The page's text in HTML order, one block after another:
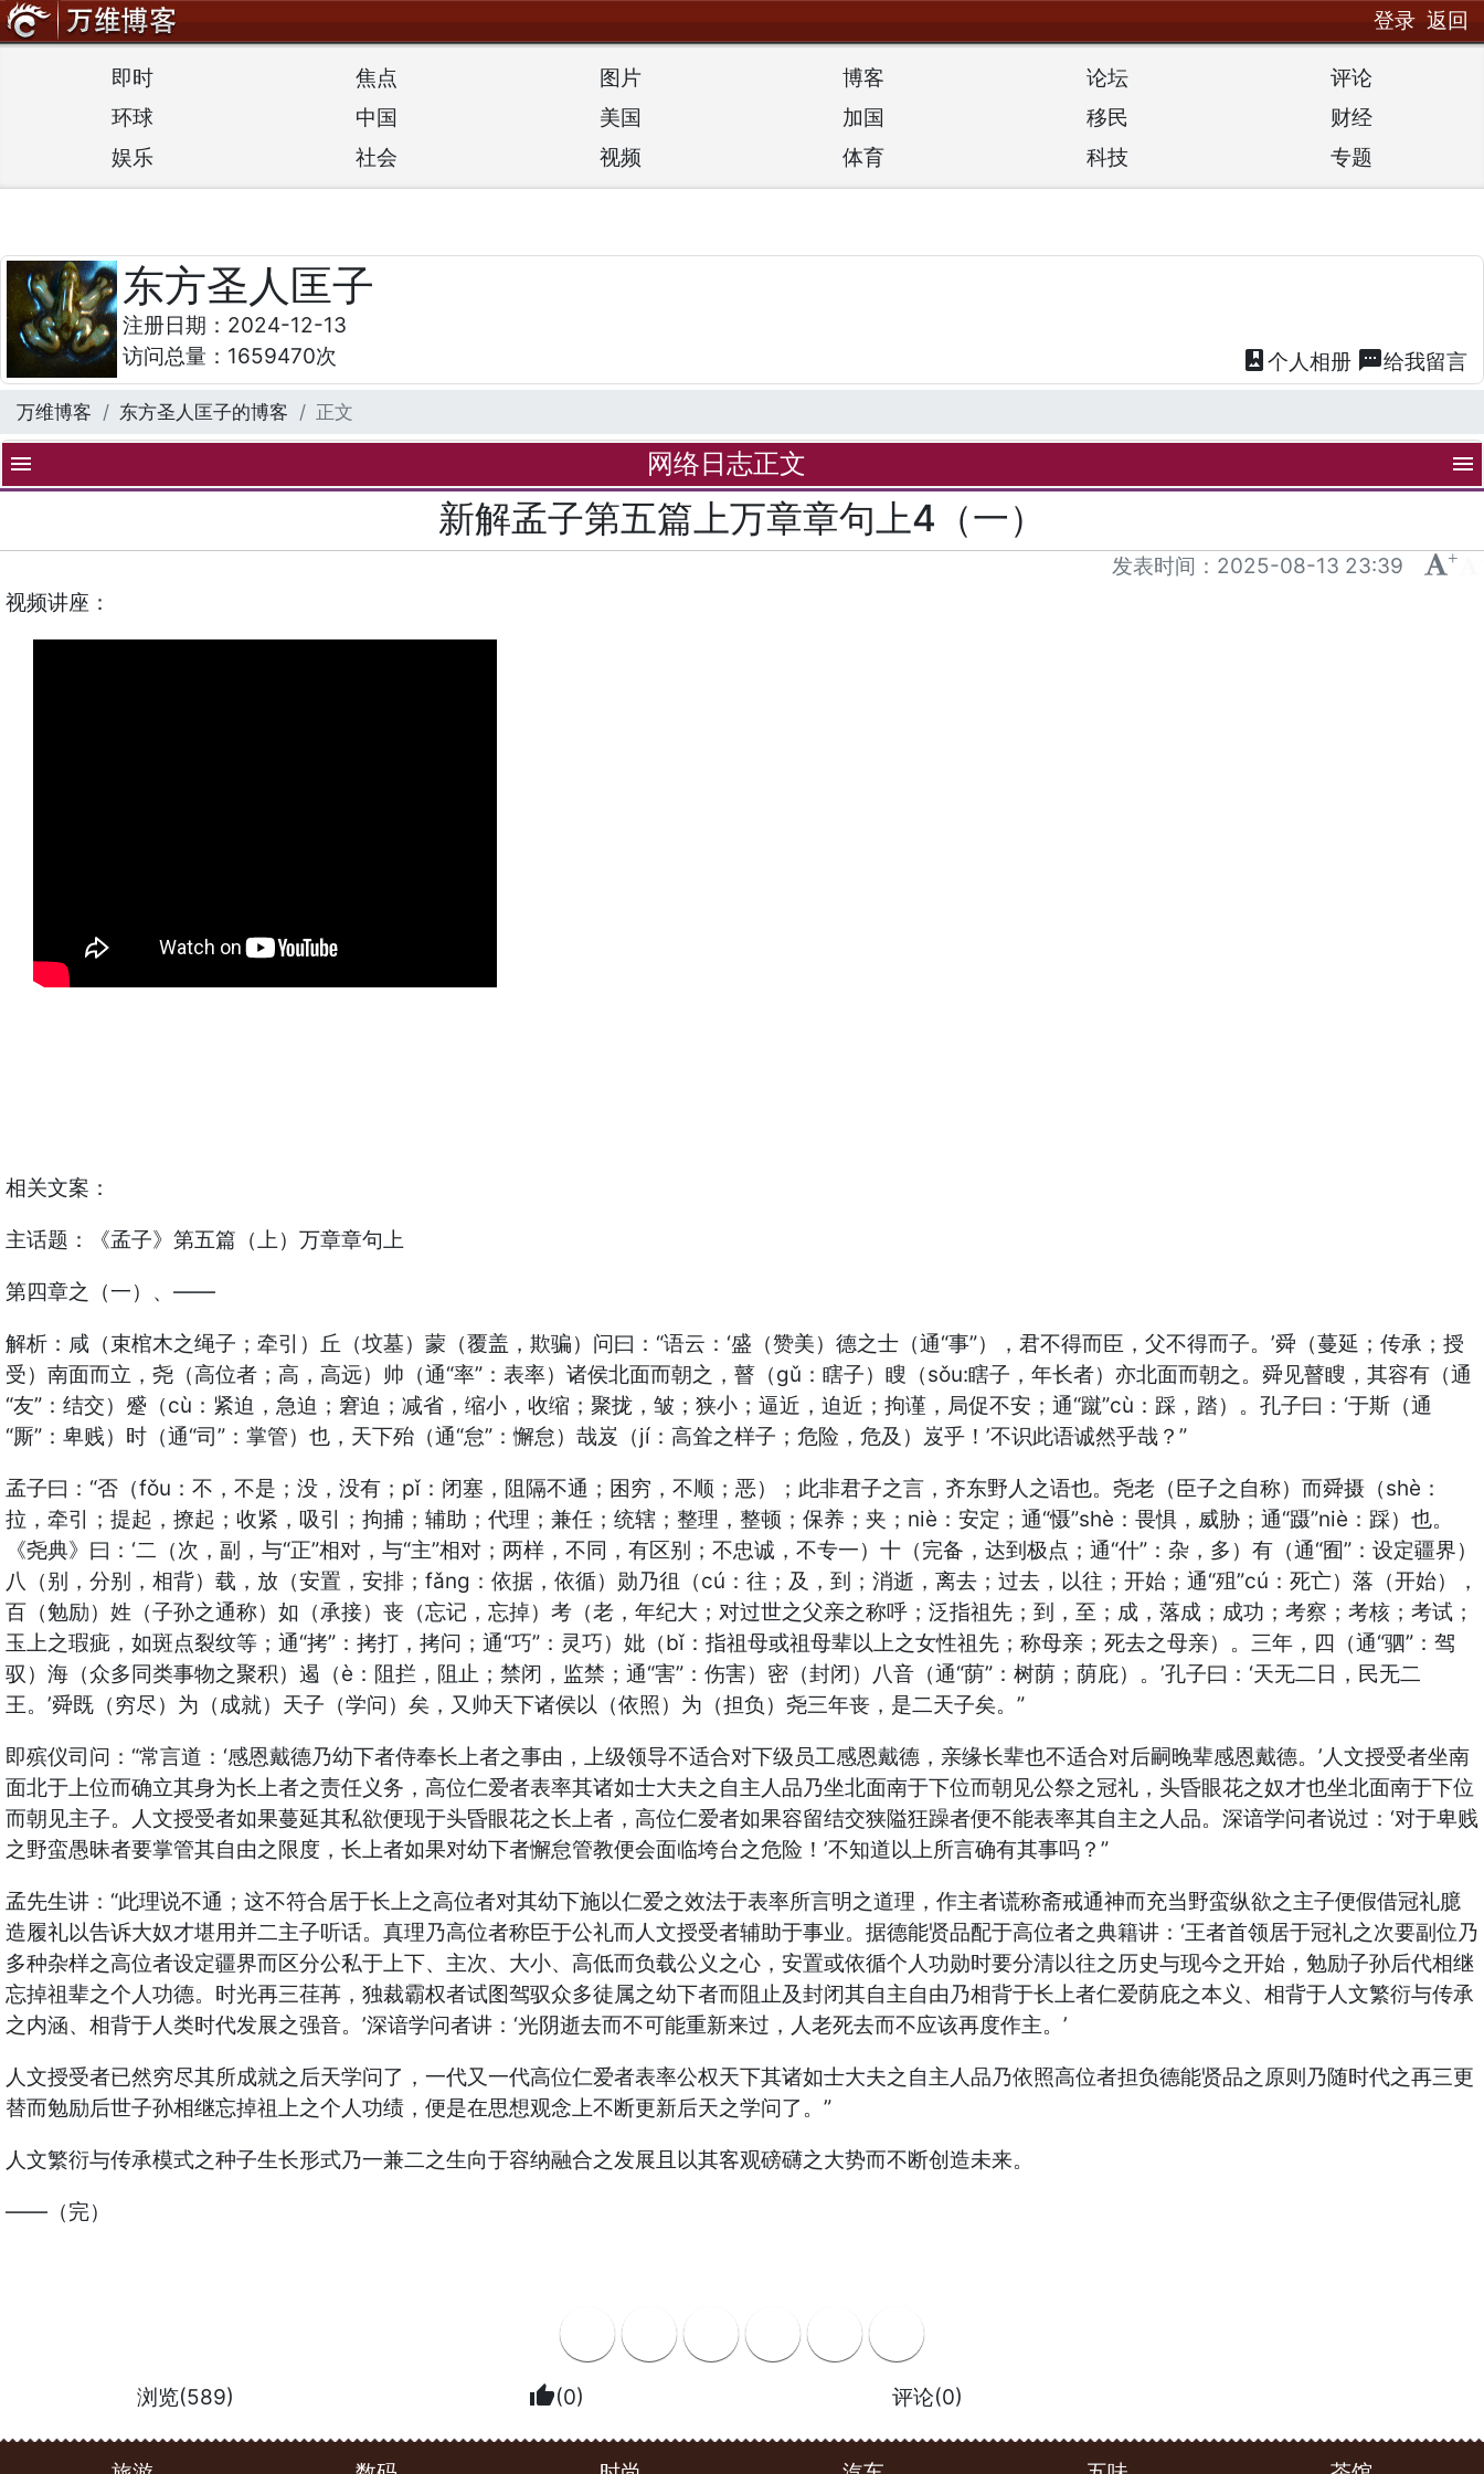
登录 返回
即时 焦点 图片 博客 论坛
评论
环球
中国 美国 加国 移民
财经
娱乐
社会 视频 体育 科技 专题
东方圣人匡子
注册日期：2024-12-13
访问总量：1659470次
photo_album 个人相册 textsms给我留言
万维博客 东方圣人匡子的博客 正文
menu 网络日志正文 menu
新解孟子第五篇上万章章句上4（一）
发表时间： 2025-08-13 23:39 +
视频讲座：
相关文案：
主话题：《孟子》第五篇（上）万章章句上
第四章之（一）、——
解析：咸（束棺木之绳子；牵引）丘（坟墓）蒙（覆盖，欺骗）问曰：“语云：‘盛（赞美）德之士（通“事”），君不得而臣，父不得而子。’舜（蔓延；传承；授
受）南面而立，尧（高位者；高，高远）帅（通“率”：表率）诸侯北面而朝之，瞽（gǔ：瞎子）瞍（sǒu:瞎子，年长者）亦北面而朝之。舜见瞽瞍，其容有（通
“友”：结交）蹙（cù：紧迫，急迫；窘迫；减省，缩小，收缩；聚拢，皱；狭小；逼近，迫近；拘谨，局促不安；通“蹴”cù：踩，踏）。孔子曰：‘于斯（通
“厮”：卑贱）时（通“司”：掌管）也，天下殆（通“怠”：懈怠）哉岌（jí：高耸之样子；危险，危及）岌乎！’不识此语诚然乎哉？”
孟子曰：“否（fǒu：不，不是；没，没有；pǐ：闭塞，阻隔不通；困穷，不顺；恶）；此非君子之言，齐东野人之语也。尧老（臣子之自称）而舜摄（shè：
拉，牵引；提起，撩起；收紧，吸引；拘捕；辅助；代理；兼任；统辖；整理，整顿；保养；夹；niè：安定；通“慑”shè：畏惧，威胁；通“蹑”niè：踩）也。
《尧典》曰：‘二（次，副，与“正”相对，与“主”相对；两样，不同，有区别；不忠诚，不专一）十（完备，达到极点；通“什”：杂，多）有（通“囿”：设定疆界）
八（别，分别，相背）载，放（安置，安排；fǎng：依据，依循）勋乃徂（cú：往；及，到；消逝，离去；过去，以往；开始；通“殂”cú：死亡）落（开始），
百（勉励）姓（子孙之通称）如（承接）丧（忘记，忘掉）考（老，年纪大；对过世之父亲之称呼；泛指祖先；到，至；成，落成；成功；考察；考核；考试；
玉上之瑕疵，如斑点裂纹等；通“拷”：拷打，拷问；通“巧”：灵巧）妣（bǐ：指祖母或祖母辈以上之女性祖先；称母亲；死去之母亲）。三年，四（通“驷”：驾
驭）海（众多同类事物之聚积）遏（è：阻拦，阻止；禁闭，监禁；通“害”：伤害）密（封闭）八音（通“荫”：树荫；荫庇）。’孔子曰：‘天无二日，民无二
王。’舜既（穷尽）为（成就）天子（学问）矣，又帅天下诸侯以（依照）为（担负）尧三年丧，是二天子矣。”
即殡仪司问：“常言道：‘感恩戴德乃幼下者侍奉长上者之事由，上级领导不适合对下级员工感恩戴德，亲缘长辈也不适合对后嗣晚辈感恩戴德。’人文授受者坐南
面北于上位而确立其身为长上者之责任义务，高位仁爱者表率其诸如士大夫之自主人品乃坐北面南于下位而朝见公祭之冠礼，头昏眼花之奴才也坐北面南于下位
而朝见主子。人文授受者如果蔓延其私欲便现于头昏眼花之长上者，高位仁爱者如果容留结交狭隘狂躁者便不能表率其自主之人品。深谙学问者说过：‘对于卑贱
之野蛮愚昧者要掌管其自由之限度，长上者如果对幼下者懈怠管教便会面临垮台之危险！’不知道以上所言确有其事吗？”
孟先生讲：“此理说不通；这不符合居于长上之高位者对其幼下施以仁爱之效法于表率所言明之道理，作主者谎称斋戒通神而充当野蛮纵欲之主子便假借冠礼臆
造履礼以告诉大奴才堪用并二主子听话。真理乃高位者称臣于公礼而人文授受者辅助于事业。据德能贤品配于高位者之典籍讲：‘王者首领居于冠礼之次要副位乃
多种杂样之高位者设定疆界而区分公私于上下、主次、大小、高低而负载公义之心，安置或依循个人功勋时要分清以往之历史与现今之开始，勉励子孙后代相继
忘掉祖辈之个人功德。时光再三荏苒，独裁霸权者试图驾驭众多徒属之幼下者而阻止及封闭其自主自由乃相背于长上者仁爱荫庇之本义、相背于人文繁衍与传承
之内涵、相背于人类时代发展之强音。’深谙学问者讲：‘光阴逝去而不可能重新来过，人老死去而不应该再度作主。’
人文授受者已然穷尽其所成就之后天学问了，一代又一代高位仁爱者表率公权天下其诸如士大夫之自主人品乃依照高位者担负德能贤品之原则乃随时代之再三更
替而勉励后世子孙相继忘掉祖上之个人功绩，便是在思想观念上不断更新后天之学问了。”
人文繁衍与传承模式之种子生长形式乃一兼二之生向于容纳融合之发展且以其客观磅礴之大势而不断创造未来。
——（完）
浏览(589) thumb_up(0) 评论(0)